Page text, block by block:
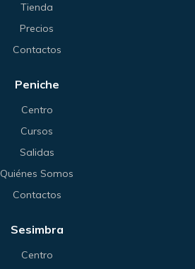
Tienda
Precios
Contactos
Peniche
Centro
Cursos
Salidas
Quiénes Somos
Contactos
Sesimbra
Centro